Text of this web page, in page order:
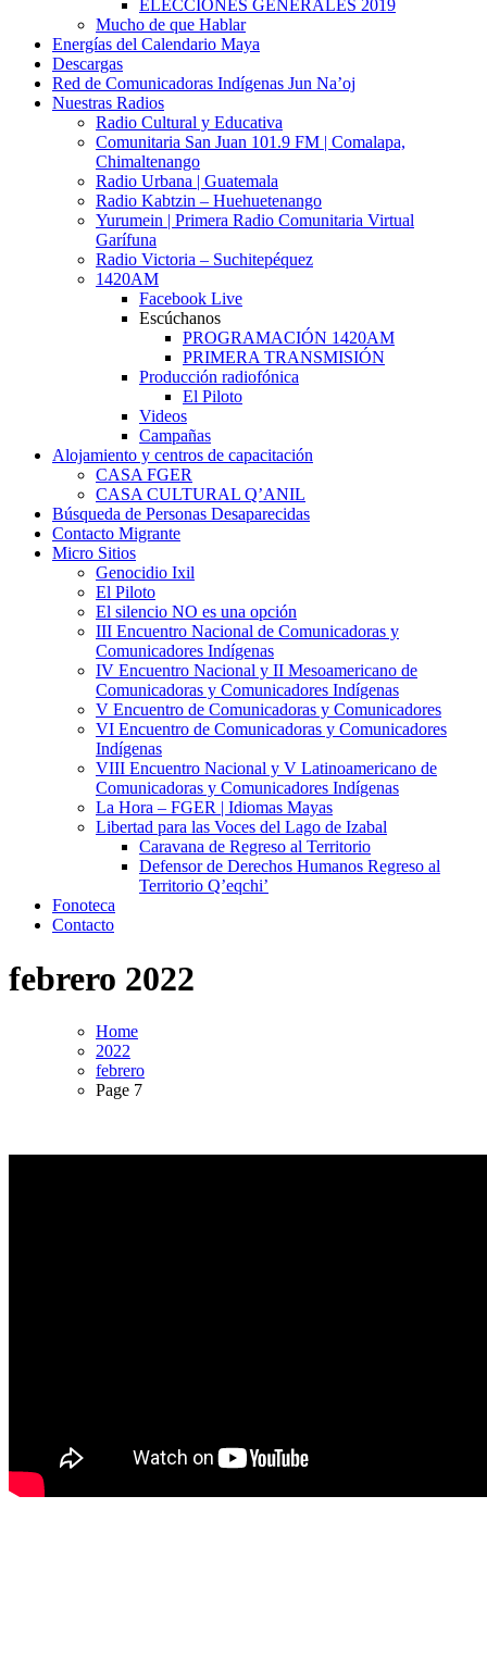
ELECCIONES GENERALES 2019
Mucho de que Hablar
Energías del Calendario Maya
Descargas
Red de Comunicadoras Indígenas Jun Na’oj
Nuestras Radios
Radio Cultural y Educativa
Comunitaria San Juan 101.9 FM | Comalapa,
Chimaltenango
Radio Urbana | Guatemala
Radio Kabtzin – Huehuetenango
Yurumein | Primera Radio Comunitaria Virtual
Garífuna
Radio Victoria – Suchitepéquez
1420AM
Facebook Live
Escúchanos
PROGRAMACIÓN 1420AM
PRIMERA TRANSMISIÓN
Producción radiofónica
El Piloto
Videos
Campañas
Alojamiento y centros de capacitación
CASA FGER
CASA CULTURAL Q’ANIL
Búsqueda de Personas Desaparecidas
Contacto Migrante
Micro Sitios
Genocidio Ixil
El Piloto
El silencio NO es una opción
III Encuentro Nacional de Comunicadoras y
Comunicadores Indígenas
IV Encuentro Nacional y II Mesoamericano de
Comunicadoras y Comunicadores Indígenas
V Encuentro de Comunicadoras y Comunicadores
VI Encuentro de Comunicadoras y Comunicadores
Indígenas
VIII Encuentro Nacional y V Latinoamericano de
Comunicadoras y Comunicadores Indígenas
La Hora – FGER | Idiomas Mayas
Libertad para las Voces del Lago de Izabal
Caravana de Regreso al Territorio
Defensor de Derechos Humanos Regreso al
Territorio Q’eqchi’
Fonoteca
Contacto
febrero 2022
Home
2022
febrero
Page 7